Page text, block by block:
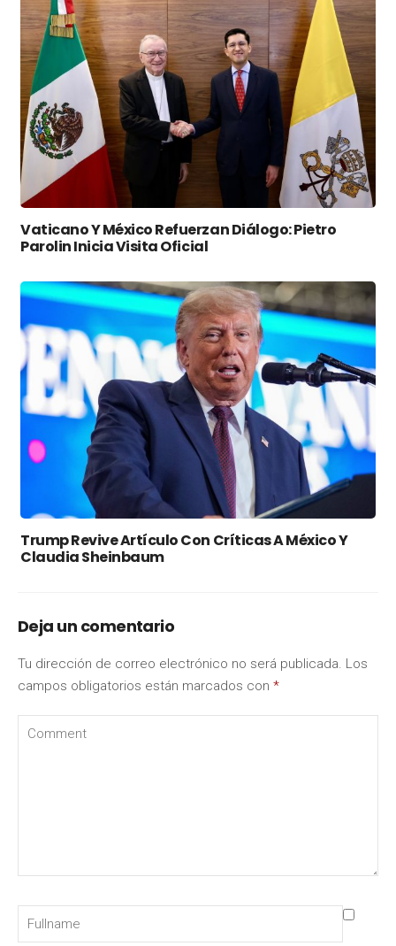
Vaticano Y México Refuerzan Diálogo: Pietro
Parolin Inicia Visita Oficial
Trump Revive Artículo Con Críticas A México Y
Claudia Sheinbaum
Deja un comentario
Tu dirección de correo electrónico no será publicada. Los
campos obligatorios están marcados con *